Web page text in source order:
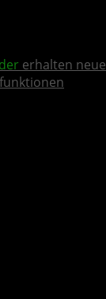
erhalten neue